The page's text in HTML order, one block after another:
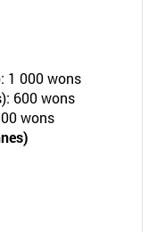
1 000 wons
600 wons
wons